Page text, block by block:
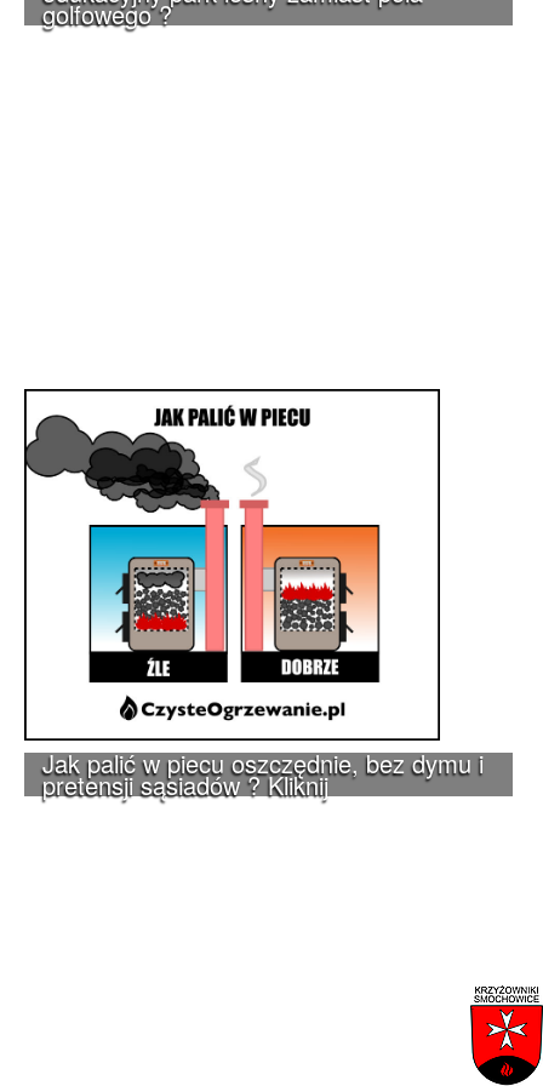
golfowego ?
Jak palić w piecu oszczędnie, bez dymu i
pretensji sąsiadów ? Kliknij